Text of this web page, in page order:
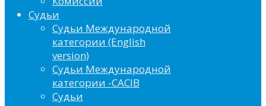
Судьи
Судьи Международной
категории (English
version)
Судьи Международной
категории -CACIB
Судьи